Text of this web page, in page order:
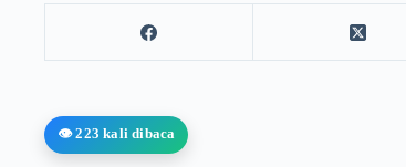
👁️ 223 kali dibaca